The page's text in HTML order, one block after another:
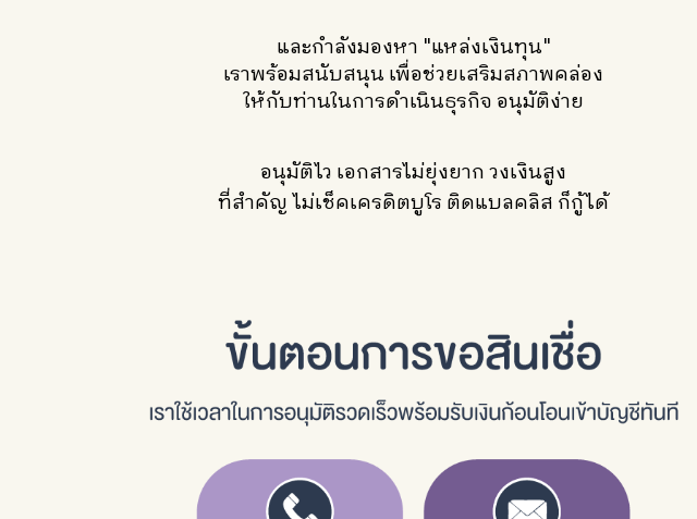
และกำลังมองหา "แหล่งเงินทุน"
เราพร้อมสนับสนุน เพื่อช่วยเสริมสภาพคล่อง
ให้กับท่านในการดำเนินธุรกิจ อนุมัติง่าย
อนุมัติไว เอกสารไม่ยุ่งยาก วงเงินสูง
ที่สำคัญ ไม่เช็คเครดิตบูโร ติดแบลคลิส ก็กู้ได้